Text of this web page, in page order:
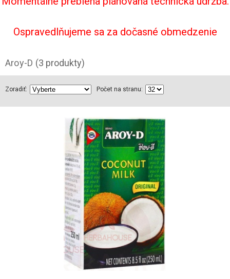
Ospravedlňujeme sa za dočasné obmedzenie
Aroy-D (3 produkty)
Zoradiť: Počet na stranu: